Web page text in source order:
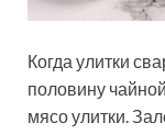
Когда улитки
половину
мясо улитки.